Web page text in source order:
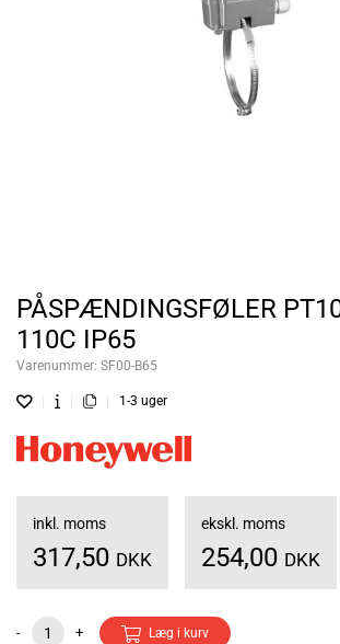
PÅSPÆNDINGSFØLER
110C IP65
Varenummer: SF00-B65
1-3 uger
inkl. moms
317,50 DKK
ekskl. moms
254,00 DKK
- + Læg i kurv